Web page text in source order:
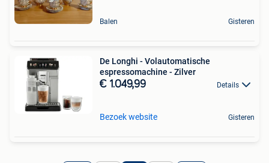
Balen Gisteren
De Longhi - Volautomatische
espressomachine - Zilver
€ 1.049,99 Details
Bezoek website Gisteren